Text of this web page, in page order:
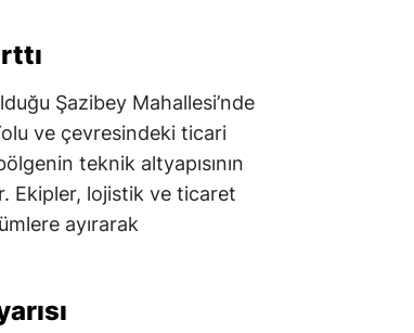
Şazibey Mahallesi’nde
ve çevresindeki ticari
teknik altyapısının
Ekipler, lojistik ve ticaret
ayırarak